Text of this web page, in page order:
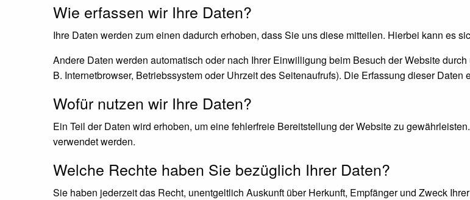
Wie erfassen wir Ihre Daten?
Ihre Daten werden zum einen dadurch erhoben, dass Sie uns diese mitteilen. Hierbei kann es
Andere Daten werden automatisch oder nach Ihrer Einwilligung beim Besuch der Website
B. Internetbrowser, Betriebssystem oder Uhrzeit des Seitenaufrufs). Die Erfassung dieser
Wofür nutzen wir Ihre Daten?
Ein Teil der Daten wird erhoben, um eine fehlerfreie Bereitstellung der Website zu
verwendet werden.
Welche Rechte haben Sie bezüglich Ihrer Daten?
Sie haben jederzeit das Recht, unentgeltlich Auskunft über Herkunft, Empfänger und Zweck